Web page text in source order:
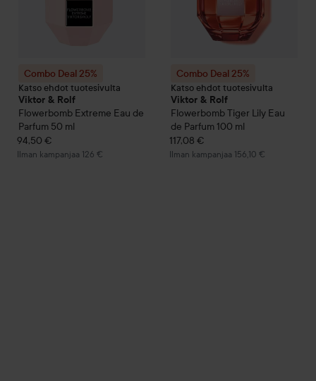
Combo Deal 25%
Katso ehdot tuotesivulta
Viktor & Rolf
Flowerbomb Extreme Eau de
Parfum 50 ml
94,50 €
Ilman kampanjaa 126 €
Combo Deal 25%
Katso ehdot tuotesivulta
Viktor & Rolf
FlowerbombTiger Lily Eau
de Parfum 100 ml
117,08 €
Ilman kampanjaa 156,10 €